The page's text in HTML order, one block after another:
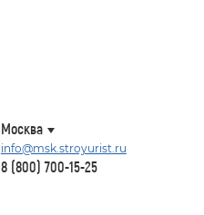
Москва
info@msk.stroyurist.ru
8 (800) 700-15-25